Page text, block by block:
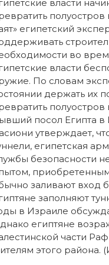
власти
египетский
во
власти
По словам
держать их
посол Египта в
утверждает,
египетская
безопасности
заливают вход
заполняют
в Израиле
египтяне
части
этого района.